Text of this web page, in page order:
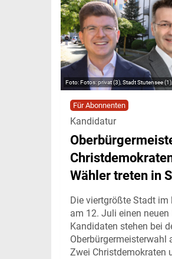
Fotos: privat (3), Stadt Stutensee
Für Abonnenten
Kandidatur
Wähler treten in
Die viertgrößte Stadt
am 12. Juli einen
Kandidaten stehen bei
Oberbürgermeisterwahl
Zwei Christdemokraten